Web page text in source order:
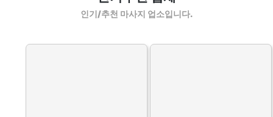
인기/추천 마사지 업소입니다.